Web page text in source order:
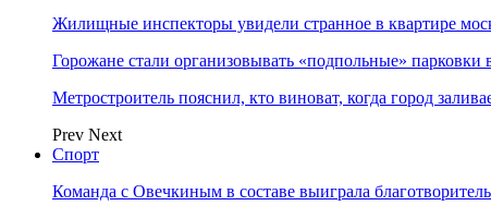
Жилищные инспекторы увидели странное в квартире
Горожане стали организовывать «подпольные» парковки
Метростроитель пояснил, кто виноват, когда город
Prev Next
Спорт
Команда с Овечкиным в составе выиграла